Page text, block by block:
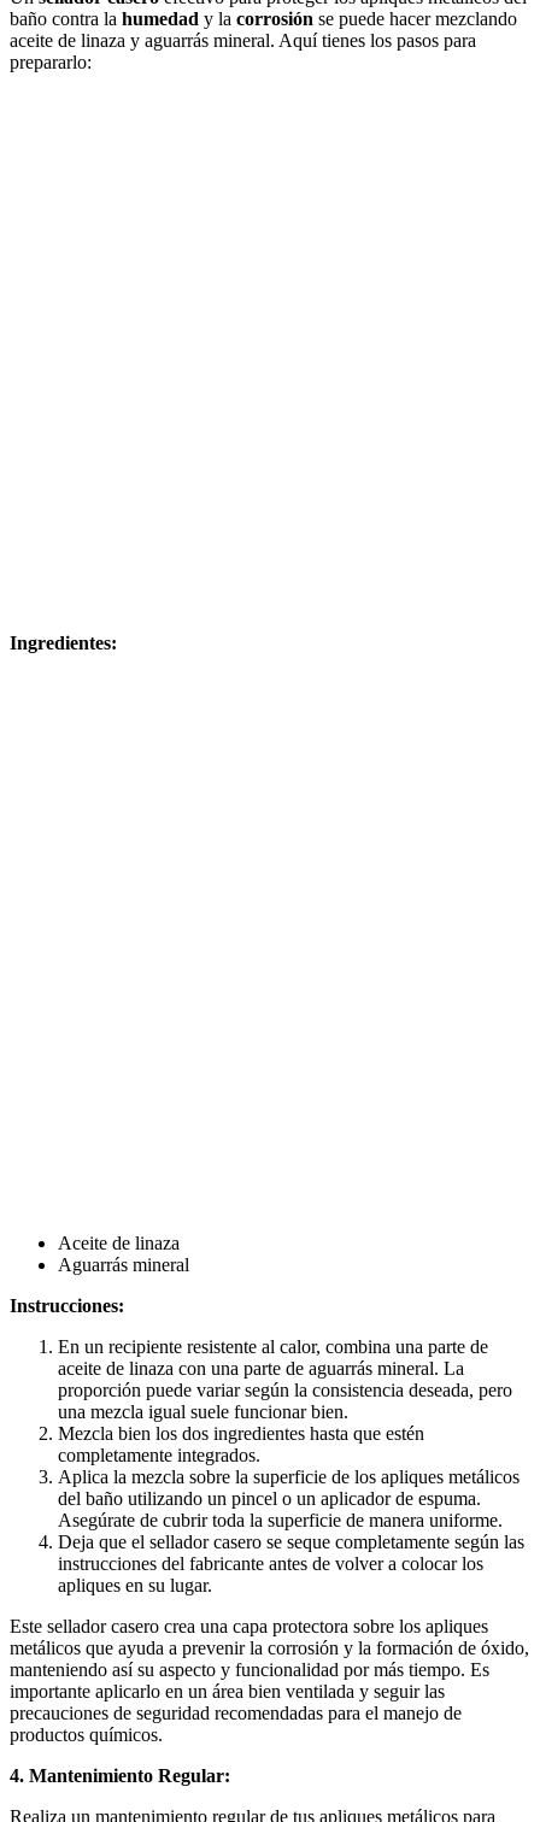
baño contra la humedad y la corrosión se puede hacer mezclando
aceite de linaza y aguarrás mineral. Aquí tienes los pasos para
prepararlo:
Ingredientes:
Aceite de linaza
Aguarrás mineral
Instrucciones:
En un recipiente resistente al calor, combina una parte de
aceite de linaza con una parte de aguarrás mineral. La
proporción puede variar según la consistencia deseada, pero
una mezcla igual suele funcionar bien.
Mezcla bien los dos ingredientes hasta que estén
completamente integrados.
Aplica la mezcla sobre la superficie de los apliques metálicos
del baño utilizando un pincel o un aplicador de espuma.
Asegúrate de cubrir toda la superficie de manera uniforme.
Deja que el sellador casero se seque completamente según las
instrucciones del fabricante antes de volver a colocar los
apliques en su lugar.
Este sellador casero crea una capa protectora sobre los apliques
metálicos que ayuda a prevenir la corrosión y la formación de óxido,
manteniendo así su aspecto y funcionalidad por más tiempo. Es
importante aplicarlo en un área bien ventilada y seguir las
precauciones de seguridad recomendadas para el manejo de
productos químicos.
4. Mantenimiento Regular:
Realiza un mantenimiento regular de tus apliques metálicos para